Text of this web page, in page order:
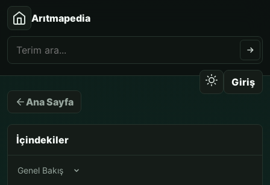
Arıtmapedia
Giriş
Ana Sayfa
İçindekiler
Genel Bakış